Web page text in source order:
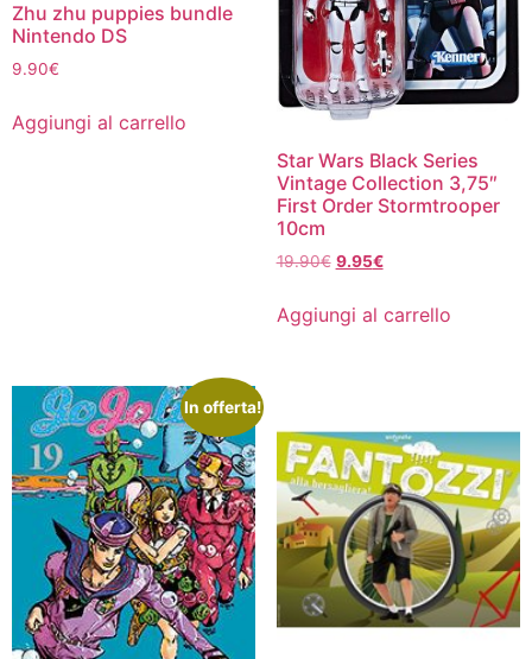
Zhu zhu puppies bundle
Nintendo DS
9.90€
Aggiungi al carrello
Star Wars Black Series
Vintage Collection 3,75″
First Order Stormtrooper
10cm
19.90€ Il
originale
era:
9.95€Il
attuale
Aggiungi al carrello
In offerta!